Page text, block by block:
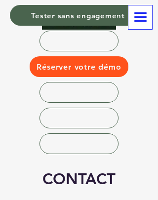
Tester sans engagement
Réserver votre démo
CONTACT